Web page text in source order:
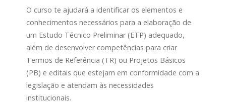
O curso te ajudará a identificar os elementos e
conhecimentos necessários para a elaboração de
um Estudo Técnico Preliminar (ETP) adequado,
além de desenvolver competências para criar
Termos de Referência (TR) ou Projetos Básicos
(PB) e editais que estejam em conformidade com a
legislação e atendam às necessidades
institucionais.